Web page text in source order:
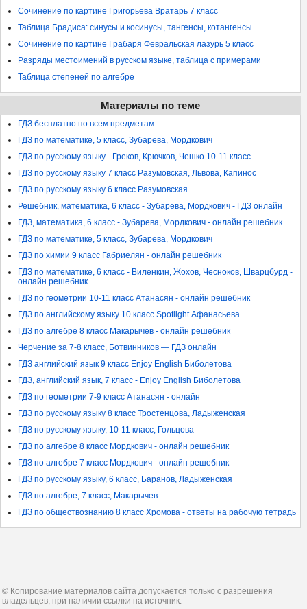
Сочинение по картине Григорьева Вратарь 7 класс
Таблица Брадиса: синусы и косинусы, тангенсы, котангенсы
Сочинение по картине Грабаря Февральская лазурь 5 класс
Разряды местоимений в русском языке, таблица с примерами
Таблица степеней по алгебре
Материалы по теме
ГДЗ бесплатно по всем предметам
ГДЗ по математике, 5 класс, Зубарева, Мордкович
ГДЗ по русскому языку - Греков, Крючков, Чешко 10-11 класс
ГДЗ по русскому языку 7 класс Разумовская, Львова, Капинос
ГДЗ по русскому языку 6 класс Разумовская
Решебник, математика, 6 класс - Зубарева, Мордкович - ГДЗ онлайн
ГДЗ, математика, 6 класс - Зубарева, Мордкович - онлайн решебник
ГДЗ по математике, 5 класс, Зубарева, Мордкович
ГДЗ по химии 9 класс Габриелян - онлайн решебник
ГДЗ по математике, 6 класс - Виленкин, Жохов, Чесноков, Шварцбурд -
онлайн решебник
ГДЗ по геометрии 10-11 класс Атанасян - онлайн решебник
ГДЗ по английскому языку 10 класс Spotlight Афанасьева
ГДЗ по алгебре 8 класс Макарычев - онлайн решебник
Черчение за 7-8 класс, Ботвинников — ГДЗ онлайн
ГДЗ английский язык 9 класс Enjoy English Биболетова
ГДЗ, английский язык, 7 класс - Enjoy English Биболетова
ГДЗ по геометрии 7-9 класс Атанасян - онлайн
ГДЗ по русскому языку 8 класс Тростенцова, Ладыженская
ГДЗ по русскому языку, 10-11 класс, Гольцова
ГДЗ по алгебре 8 класс Мордкович - онлайн решебник
ГДЗ по алгебре 7 класс Мордкович - онлайн решебник
ГДЗ по русскому языку, 6 класс, Баранов, Ладыженская
ГДЗ по алгебре, 7 класс, Макарычев
ГДЗ по обществознанию 8 класс Хромова - ответы на рабочую тетрадь
© Копирование материалов сайта допускается только с разрешения
владельцев, при наличии ссылки на источник.